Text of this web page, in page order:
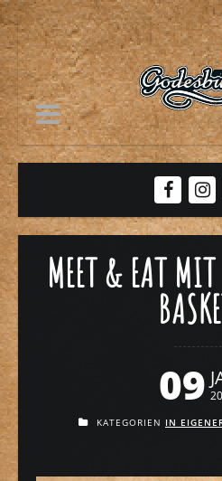
MEET & EAT MIT
09
KATEGORIEN IN